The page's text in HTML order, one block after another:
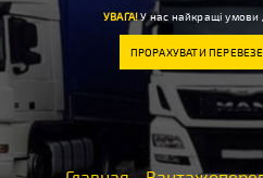
УВАГА!У нас найкращі умови
ПРОРАХУВАТИ